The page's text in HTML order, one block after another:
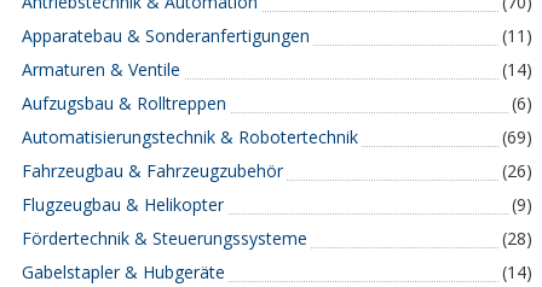
Apparatebau & Sonderanfertigungen
(11)
Armaturen & Ventile
(14)
Aufzugsbau & Rolltreppen
(6)
Automatisierungstechnik & Robotertechnik
(69)
Fahrzeugbau & Fahrzeugzubehör
(26)
Flugzeugbau & Helikopter
(9)
Fördertechnik & Steuerungssysteme
(28)
Gabelstapler & Hubgeräte
(14)